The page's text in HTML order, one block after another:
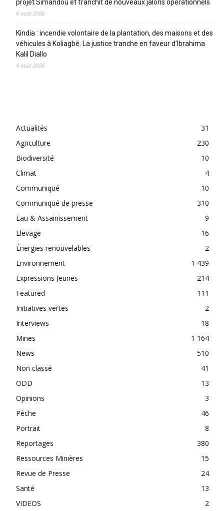
projet Simandou et franchit de nouveaux jalons opérationnels
6 août 2026
Kindia : incendie volontaire de la plantation, des maisons et des
véhicules à Koliagbé. La justice tranche en faveur d’Ibrahima
Kalil Diallo
4 août 2026
Actualités
31
Agriculture
230
Biodiversité
10
Climat
4
Communiqué
10
Communiqué de presse
310
Eau & Assainissement
9
Elevage
16
Énergies renouvelables
2
Environnement
1 439
Expressions Jeunes
214
Featured
111
Initiatives vertes
2
Interviews
18
Mines
1 164
News
510
Non classé
41
ODD
13
Opinions
3
Pêche
46
Portrait
8
Reportages
380
Ressources Minières
15
Revue de Presse
24
Santé
13
VIDEOS
2